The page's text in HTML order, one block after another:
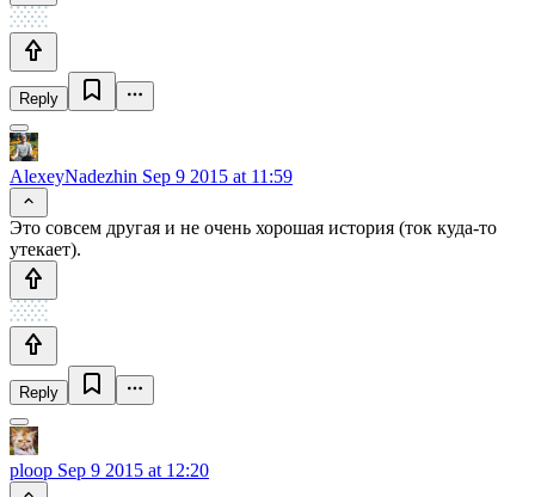
Reply
AlexeyNadezhin Sep 9 2015 at 11:59
Это совсем другая и не очень хорошая история (ток куда-то
утекает).
Reply
ploop Sep 9 2015 at 12:20